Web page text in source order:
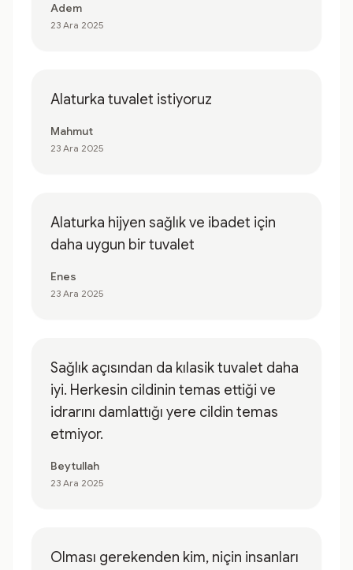
Adem
23 Ara 2025
Alaturka tuvalet istiyoruz
Mahmut
23 Ara 2025
Alaturka hijyen sağlık ve ibadet için
daha uygun bir tuvalet
Enes
23 Ara 2025
Sağlık açısından da kılasik tuvalet daha
iyi. Herkesin cildinin temas ettiği ve
idrarını damlattığı yere cildin temas
etmiyor.
Beytullah
23 Ara 2025
Olması gerekenden kim, niçin insanları